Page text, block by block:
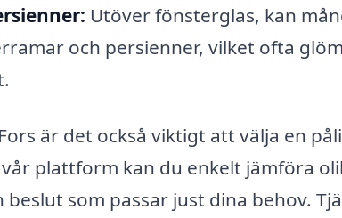
Utöver fönsterglas, kan
och persienner, vilket ofta
är det också viktigt att välja en
plattform kan du enkelt jämföra
som passar just dina behov.